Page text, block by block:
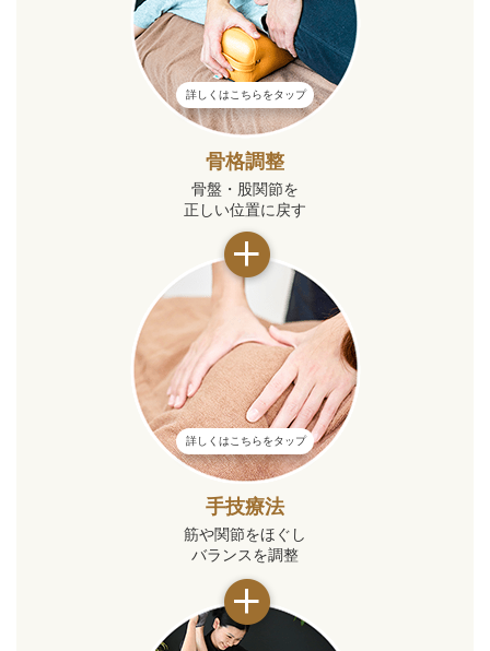
詳しくはこちらをタップ
骨格調整
骨盤・股関節を
正しい位置に戻す
詳しくはこちらをタップ
手技療法
筋や関節をほぐし
バランスを調整